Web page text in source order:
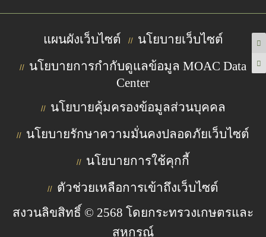
แผนผังเว็บไซต์ // นโยบายเว็บไซต์
// นโยบายการกำกับดูแลข้อมูล MOAC Data
Center
// นโยบายคุ้มครองข้อมูลส่วนบุคคล
// นโยบายรักษาความมั่นคงปลอดภัยเว็บไซต์
// นโยบายการใช้คุกกี้
// ตัวช่วยเหลือการเข้าถึงเว็บไซต์
สงวนลิขสิทธิ์ © 2568 โดยกระทรวงเกษตรและ
สหกรณ์